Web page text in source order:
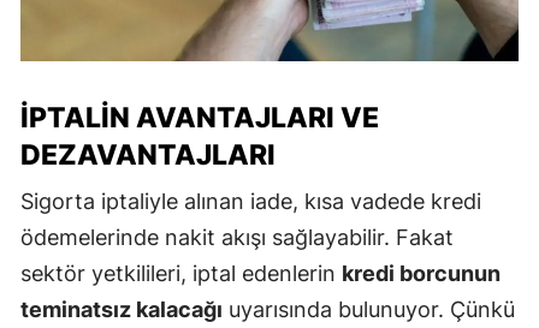
İPTALIN AVANTAJLARI VE
DEZAVANTAJLARI
Sigorta iptaliyle alınan iade, kısa vadede kredi
ödemelerinde nakit akışı sağlayabilir. Fakat
sektör yetkilileri, iptal edenlerin kredi borcunun
teminatsız kalacağı uyarısında bulunuyor. Çünkü